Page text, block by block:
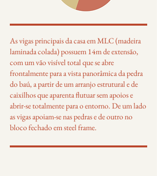
As vigas principais da casa em MLC (madeira
laminada colada) possuem 14m de extensão,
com um vão visível total que se abre
frontalmente para a vista panorâmica da pedra
do baú, a partir de um arranjo estrutural e de
caixilhos que aparenta flutuar sem apoios e
abrir-se totalmente para o entorno. De um lado
as vigas apoiam-se nas pedras e de outro no
bloco fechado em steel frame.